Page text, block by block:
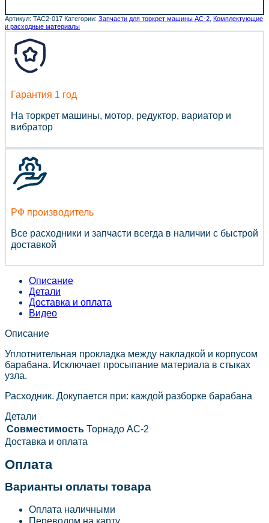
Артикул: TAC2-017 Категории: Запчасти для торкрет машины АС-2, Комплектующие
и расходные материалы
Гарантия 1 год
На торкрет машины, мотор, редуктор, вариатор и
вибратор
РФ производитель
Все расходники и запчасти всегда в наличии с быстрой
доставкой
Описание
Детали
Доставка и оплата
Видео
Описание
Уплотнительная прокладка между накладкой и корпусом
барабана. Исключает просыпание материала в стыках
узла.
Расходник. Докупается при: каждой разборке барабана
Детали
Совместимость Торнадо АС-2
Доставка и оплата
Оплата
Варианты оплаты товара
Оплата наличными